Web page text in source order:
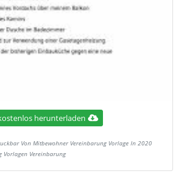
herunterladen
Von Mitbewohner Vereinbarung Vorlage In 2020
Vorlagen Vereinbarung